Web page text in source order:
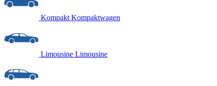
Kompakt Kompaktwagen
Limousine Limousine